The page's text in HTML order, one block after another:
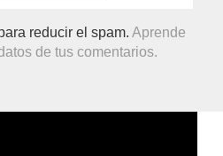
reducir el spam.Aprende
de tus comentarios.